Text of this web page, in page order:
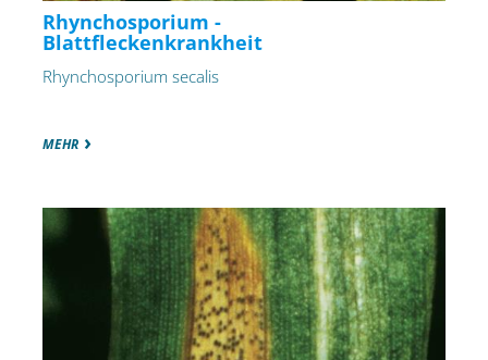
Rhynchosporium -
Blattfleckenkrankheit
Rhynchosporium secalis
MEHR